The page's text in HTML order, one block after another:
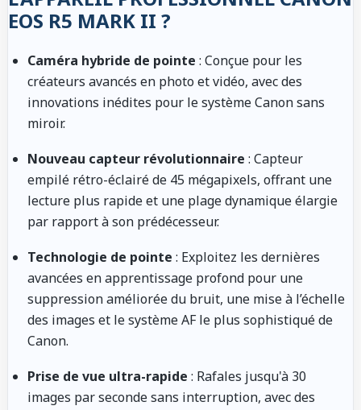
EOS R5 MARK II ?
Caméra hybride de pointe : Conçue pour les
créateurs avancés en photo et vidéo, avec des
innovations inédites pour le système Canon sans
miroir.
Nouveau capteur révolutionnaire : Capteur
empilé rétro-éclairé de 45 mégapixels, offrant une
lecture plus rapide et une plage dynamique élargie
par rapport à son prédécesseur.
Technologie de pointe : Exploitez les dernières
avancées en apprentissage profond pour une
suppression améliorée du bruit, une mise à l’échelle
des images et le système AF le plus sophistiqué de
Canon.
Prise de vue ultra-rapide : Rafales jusqu'à 30
images par seconde sans interruption, avec des